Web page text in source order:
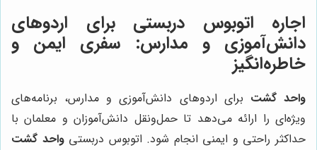
اجاره اتوبوس دربستی برای اردوهای
دانش‌آموزی و مدارس: سفری ایمن و
خاطره‌انگیز
واحد گشت برای اردوهای دانش‌آموزی و مدارس، برنامه‌های
ویژه‌ای را ارائه می‌دهد تا حمل‌ونقل دانش‌آموزان و معلمان با
حداکثر راحتی و ایمنی انجام شود. اتوبوس دربستیواحد گشت